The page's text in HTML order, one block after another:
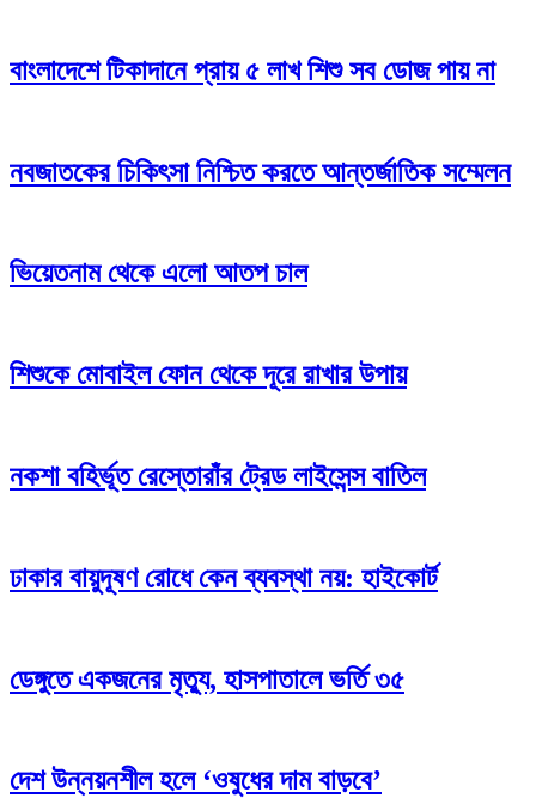
বাংলাদেশে টিকাদানে প্রায় ৫ লাখ শিশু সব ডোজ পায় না
নবজাতকের চিকিৎসা নিশ্চিত করতে আন্তর্জাতিক সম্মেলন
ভিয়েতনাম থেকে এলো আতপ চাল
শিশুকে মোবাইল ফোন থেকে দূরে রাখার উপায়
নকশা বহির্ভূত রেস্তোরাঁর ট্রেড লাইসেন্স বাতিল
ঢাকার বায়ুদূষণ রোধে কেন ব্যবস্থা নয়: হাইকোর্ট
ডেঙ্গুতে একজনের মৃত্যু, হাসপাতালে ভর্তি ৩৫
দেশ উন্নয়নশীল হলে ‘ওষুধের দাম বাড়বে’